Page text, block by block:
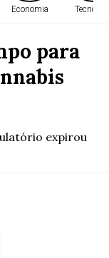
Economia
para
expirou